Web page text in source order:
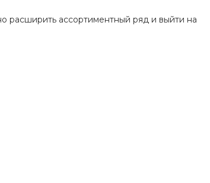
расширить ассортиментный ряд и выйти на